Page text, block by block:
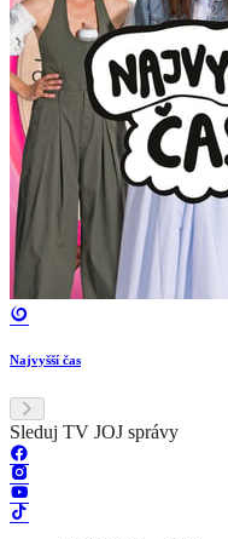
Najvyšší čas
Sleduj TV JOJ správy